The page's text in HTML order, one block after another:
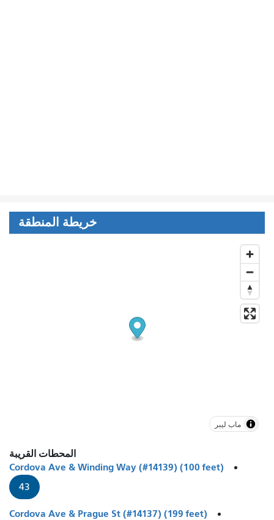
خريطة المنطقة
ماب ليبر
المحطات القريبة
Cordova Ave & Winding Way (#14139) (100 feet)
43
Cordova Ave & Prague St (#14137) (199 feet)